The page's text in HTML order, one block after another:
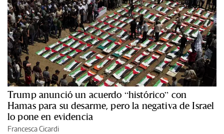
Trump anunció un acuerdo “histórico” con
Hamas para su desarme, pero la negativa de Israel
lo pone en evidencia
Francesca Cicardi